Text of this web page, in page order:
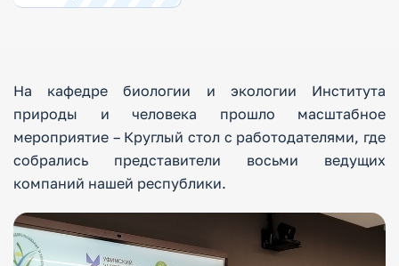
На кафедре биологии и экологии Института
природы и человека прошло масштабное
мероприятие – Круглый стол с работодателями, где
собрались представители восьми ведущих
компаний нашей республики.